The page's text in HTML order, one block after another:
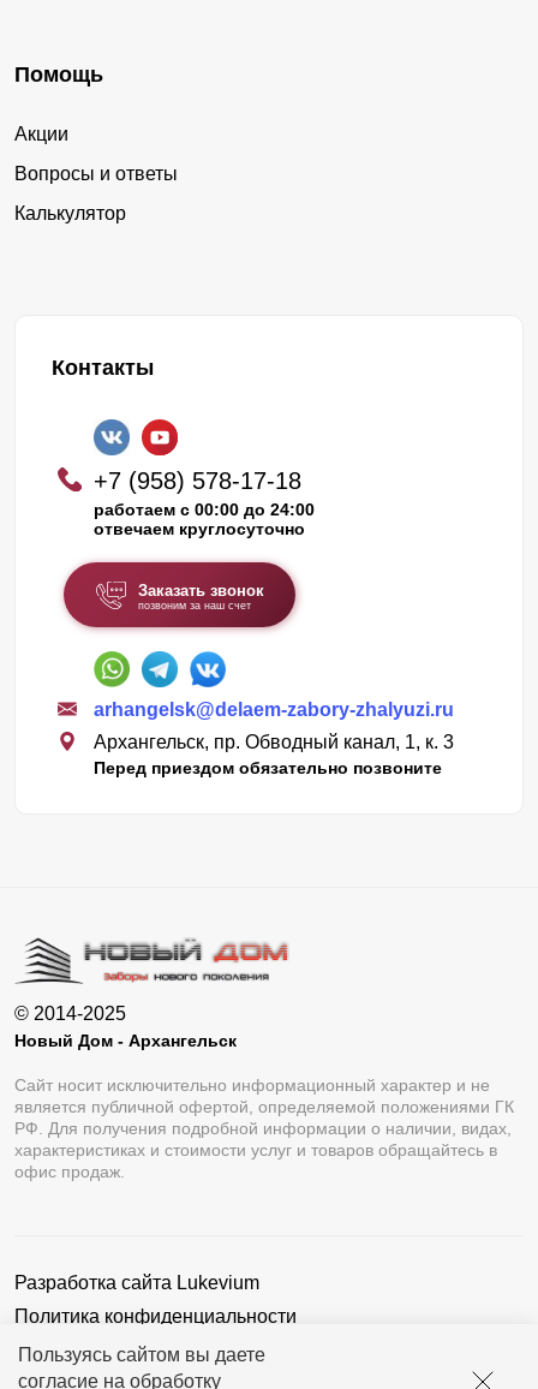
Пользуясь сайтом вы даете
согласие на обработку
Помощь
Акции
Вопросы и ответы
Калькулятор
Контакты
+7 (958) 578-17-18
работаем с 00:00 до 24:00
отвечаем круглосуточно
Заказать звонок
позвоним за наш счет
arhangelsk@delaem-zabory-zhalyuzi.ru
Архангельск, пр. Обводный канал, 1, к. 3
Перед приездом обязательно позвоните
© 2014-2025
Новый Дом - Архангельск
Сайт носит исключительно информационный характер и не
является публичной офертой, определяемой положениями ГК
РФ. Для получения подробной информации о наличии, видах,
характеристиках и стоимости услуг и товаров обращайтесь в
офис продаж.
Разработка сайта Lukevium
Политика конфиденциальности
Пользовательское соглашение